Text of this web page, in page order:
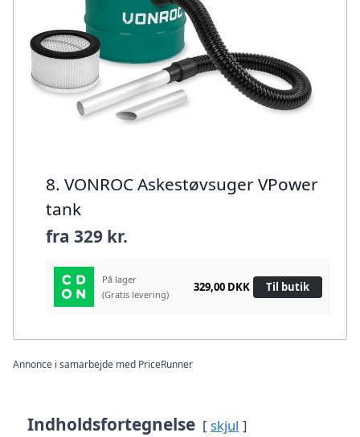
8. VONROC Askestøvsuger VPower
tank
fra 329 kr.
På lager
(Gratis levering)
329,00 DKK Til butik
Annonce i samarbejde med PriceRunner
Indholdsfortegnelse skjul